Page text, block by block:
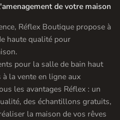
de votre maison
Réflex Boutique propose à
haute qualité pour
pour la salle de bain haut
la vente en ligne aux
les avantages Réflex : un
des échantillons gratuits,
la maison de vos rêves